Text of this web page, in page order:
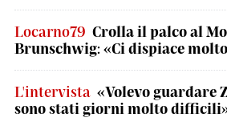
Locarno79 Crolla il palco al
Brunschwig: «Ci dispiace
L'intervista «Volevo guardare
sono stati giorni molto